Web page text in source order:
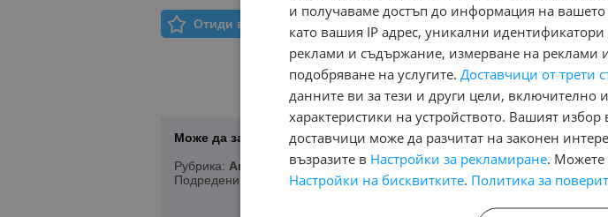
Отиди в Моят Бележник Няма
Назад 1
Може да запазите Вашето търсене на:
Рубрика: Автомобили и Джипове, Състояние: Нов, Употребяван,
Подредени по:
Марка/Модел/Цена
и получаваме достъп до информация на
като вашия IP адрес, уникални
реклами и съдържание, измерване на реклами
подобряване на услугите. Доставчици от трети
данните ви за тези и други цели, включително
характеристики на устройството. Вашият
доставчици може да разчитат на законен
възразите в Настройки за рекламиране. Можете
Настройки на бисквитките. Политика за